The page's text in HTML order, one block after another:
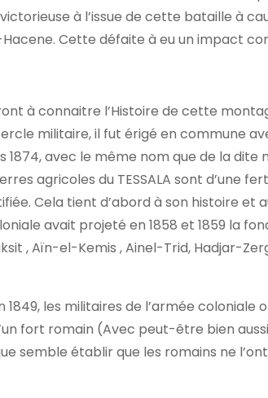
à l’issue de cette bataille à
Cette défaite à eu un impact
à connaitre l’Histoire de cette
militaire, il fut érigé en commune
avec le même nom que de la dite
agricoles du TESSALA sont d’une
Cela tient d’abord à son histoire et
avait projeté en 1858 et 1859 la
, Aïn-el-Kemis , Ainel-Trid, Hadjar-
les militaires de l’armée coloniale
fort romain (Avec peut-être bien
semble établir que les romains ne